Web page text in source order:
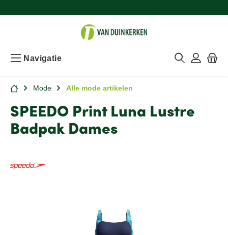
Navigatie
Mode Alle mode artikelen
SPEEDO Print Luna Lustre
Badpak Dames